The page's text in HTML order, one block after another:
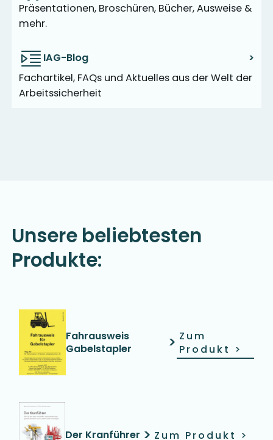
Präsentationen, Broschüren, Bücher, Ausweise &
mehr.
IAG-Blog
>
Fachartikel, FAQs und Aktuelles aus der Welt der
Arbeitssicherheit
Unsere beliebtesten
Produkte:
Fahrausweis
Gabelstapler
> Zum
Produkt >
Der Kranführer > Zum Produkt >